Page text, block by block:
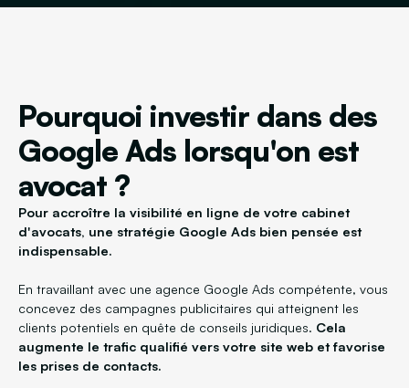
Pourquoi investir dans des
Google Ads lorsqu'on est
avocat ?
Pour accroître la visibilité en ligne de votre cabinet
d'avocats, une stratégie Google Ads bien pensée est
indispensable.
En travaillant avec une agence Google Ads compétente, vous
concevez des campagnes publicitaires qui atteignent les
clients potentiels en quête de conseils juridiques. Cela
augmente le trafic qualifié vers votre site web et favorise
les prises de contacts.